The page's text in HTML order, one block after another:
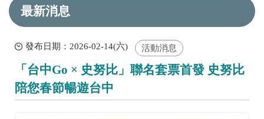
最新消息
發布日期：2026-02-14(六) 活動消息
「台中Go × 史努比」聯名套票首發 史努比
陪您春節暢遊台中